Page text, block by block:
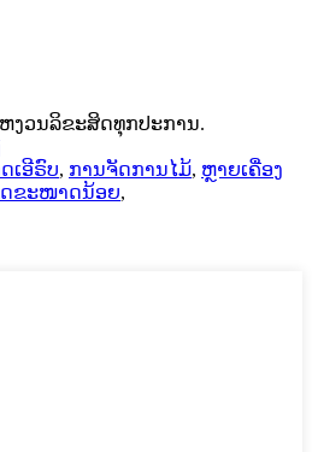
ຫງວນລິຂະສິດທຸກປະການ.
ເອີຣົບ, ການຈັດການໄມ້, ຫຼາຍເຄື່ອງ
ຂະໜາດນ້ອຍ,